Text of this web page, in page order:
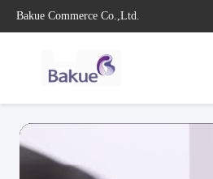
Bakue Commerce Co.,Ltd.